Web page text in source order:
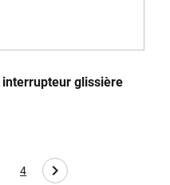
interrupteur glissière
Page
4